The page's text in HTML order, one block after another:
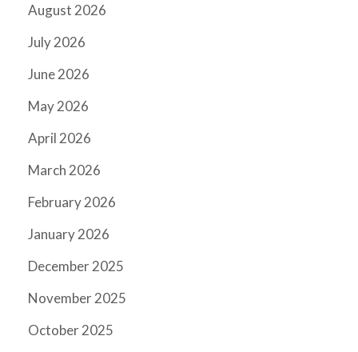
August 2026
July 2026
June 2026
May 2026
April 2026
March 2026
February 2026
January 2026
December 2025
November 2025
October 2025